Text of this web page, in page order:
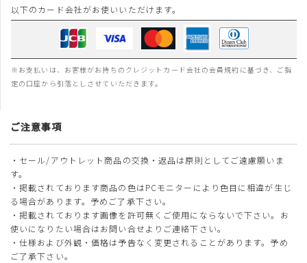
以下のカード会社がお使いいただけます。
※お支払いは、お客様がお持ちのクレジットカード会社の会員規約に基づき、ご指
定の口座から引落としさせていただきます。
ご注意事項
・セール/アウトレット商品の交換・返品は原則としてご遠慮願いま
す。
・掲載されております商品の色はPCモニターにより色目に相違が生じ
る場合があります。予めご了承下さい。
・掲載されております画像を許可無くご使用にならないで下さい。お
使いになりたい場合はお問い合せよりご連絡下さい。
・仕様および外観・価格は予告なく変更されることがあります。予め
ご了承下さい。